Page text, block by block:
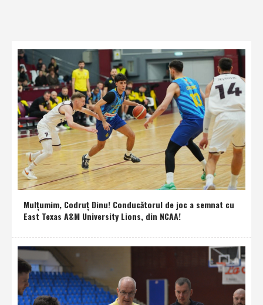
Mulţumim, Codruţ Dinu! Conducătorul de joc a semnat cu
East Texas A&M University Lions, din NCAA!